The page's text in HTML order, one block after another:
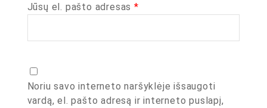
Jūsų el. pašto adresas *
Noriu savo interneto naršyklėje išsaugoti
vardą, el. pašto adresą ir interneto puslapį,